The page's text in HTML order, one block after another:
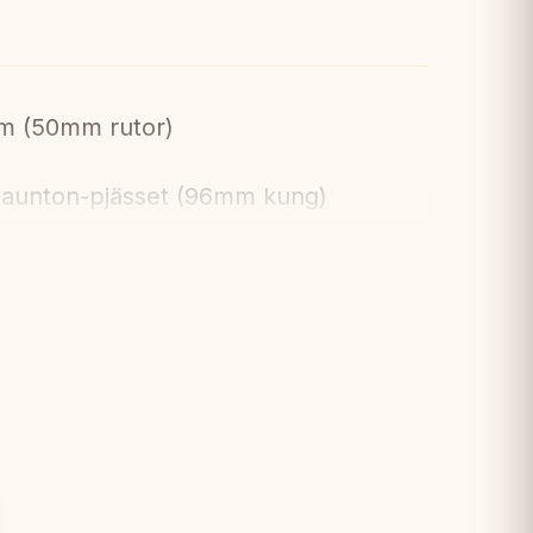
(50mm rutor)
pjässet (96mm kung)